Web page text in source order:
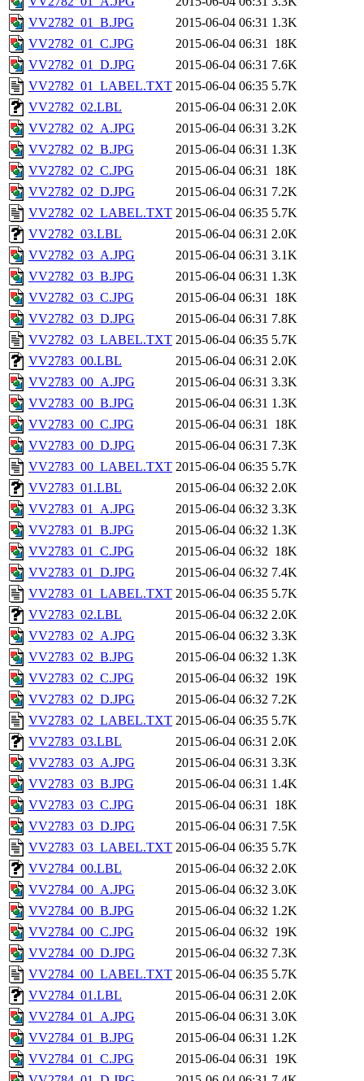
VV2782_01_B.JPG
2015-06-04 06:31 1.3K
VV2782_01_C.JPG
2015-06-04 06:31 18K
VV2782_01_D.JPG
2015-06-04 06:31 7.6K
VV2782_01_LABEL.TXT 2015-06-04 06:35 5.7K
VV2782_02.LBL
2015-06-04 06:31 2.0K
VV2782_02_A.JPG
2015-06-04 06:31 3.2K
VV2782_02_B.JPG
2015-06-04 06:31 1.3K
VV2782_02_C.JPG
2015-06-04 06:31 18K
VV2782_02_D.JPG
2015-06-04 06:31 7.2K
VV2782_02_LABEL.TXT 2015-06-04 06:35 5.7K
VV2782_03.LBL
2015-06-04 06:31 2.0K
VV2782_03_A.JPG
2015-06-04 06:31 3.1K
VV2782_03_B.JPG
2015-06-04 06:31 1.3K
VV2782_03_C.JPG
2015-06-04 06:31 18K
VV2782_03_D.JPG
2015-06-04 06:31 7.8K
VV2782_03_LABEL.TXT 2015-06-04 06:35 5.7K
VV2783_00.LBL
2015-06-04 06:31 2.0K
VV2783_00_A.JPG
2015-06-04 06:31 3.3K
VV2783_00_B.JPG
2015-06-04 06:31 1.3K
VV2783_00_C.JPG
2015-06-04 06:31 18K
VV2783_00_D.JPG
2015-06-04 06:31 7.3K
VV2783_00_LABEL.TXT 2015-06-04 06:35 5.7K
VV2783_01.LBL
2015-06-04 06:32 2.0K
VV2783_01_A.JPG
2015-06-04 06:32 3.3K
VV2783_01_B.JPG
2015-06-04 06:32 1.3K
VV2783_01_C.JPG
2015-06-04 06:32 18K
VV2783_01_D.JPG
2015-06-04 06:32 7.4K
VV2783_01_LABEL.TXT 2015-06-04 06:35 5.7K
VV2783_02.LBL
2015-06-04 06:32 2.0K
VV2783_02_A.JPG
2015-06-04 06:32 3.3K
VV2783_02_B.JPG
2015-06-04 06:32 1.3K
VV2783_02_C.JPG
2015-06-04 06:32 19K
VV2783_02_D.JPG
2015-06-04 06:32 7.2K
VV2783_02_LABEL.TXT 2015-06-04 06:35 5.7K
VV2783_03.LBL
2015-06-04 06:31 2.0K
VV2783_03_A.JPG
2015-06-04 06:31 3.3K
VV2783_03_B.JPG
2015-06-04 06:31 1.4K
VV2783_03_C.JPG
2015-06-04 06:31 18K
VV2783_03_D.JPG
2015-06-04 06:31 7.5K
VV2783_03_LABEL.TXT 2015-06-04 06:35 5.7K
VV2784_00.LBL
2015-06-04 06:32 2.0K
VV2784_00_A.JPG
2015-06-04 06:32 3.0K
VV2784_00_B.JPG
2015-06-04 06:32 1.2K
VV2784_00_C.JPG
2015-06-04 06:32 19K
VV2784_00_D.JPG
2015-06-04 06:32 7.3K
VV2784_00_LABEL.TXT 2015-06-04 06:35 5.7K
VV2784_01.LBL
2015-06-04 06:31 2.0K
VV2784_01_A.JPG
2015-06-04 06:31 3.0K
VV2784_01_B.JPG
2015-06-04 06:31 1.2K
VV2784_01_C.JPG
2015-06-04 06:31 19K